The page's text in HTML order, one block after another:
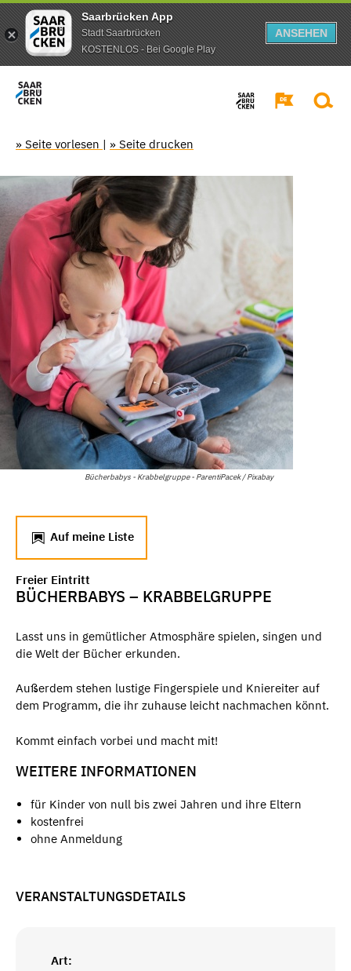
Saarbrücken App
Stadt Saarbrücken
KOSTENLOS - Bei Google Play
ANSEHEN
» Seite vorlesen | » Seite drucken
Bücherbabys - Krabbelgruppe - ParentiPacek / Pixabay
Auf meine Liste
Freier Eintritt
BÜCHERBABYS – KRABBELGRUPPE
Lasst uns in gemütlicher Atmosphäre spielen, singen und
die Welt der Bücher erkunden.
Außerdem stehen lustige Fingerspiele und Kniereiter auf
dem Programm, die ihr zuhause leicht nachmachen könnt.
Kommt einfach vorbei und macht mit!
WEITERE INFORMATIONEN
für Kinder von null bis zwei Jahren und ihre Eltern
kostenfrei
ohne Anmeldung
VERANSTALTUNGSDETAILS
Art: